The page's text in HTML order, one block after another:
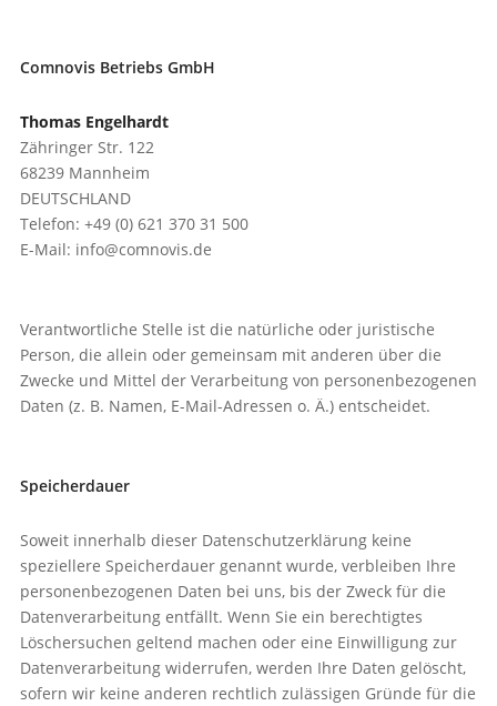
Comnovis Betriebs GmbH
Thomas Engelhardt
Zähringer Str. 122
68239 Mannheim
DEUTSCHLAND
Telefon: +49 (0) 621 370 31 500
E-Mail: info@comnovis.de
Verantwortliche Stelle ist die natürliche oder juristische
Person, die allein oder gemeinsam mit anderen über die
Zwecke und Mittel der Verarbeitung von personenbezogenen
Daten (z. B. Namen, E-Mail-Adressen o. Ä.) entscheidet.
Speicherdauer
Soweit innerhalb dieser Datenschutzerklärung keine
speziellere Speicherdauer genannt wurde, verbleiben Ihre
personenbezogenen Daten bei uns, bis der Zweck für die
Datenverarbeitung entfällt. Wenn Sie ein berechtigtes
Löschersuchen geltend machen oder eine Einwilligung zur
Datenverarbeitung widerrufen, werden Ihre Daten gelöscht,
sofern wir keine anderen rechtlich zulässigen Gründe für die